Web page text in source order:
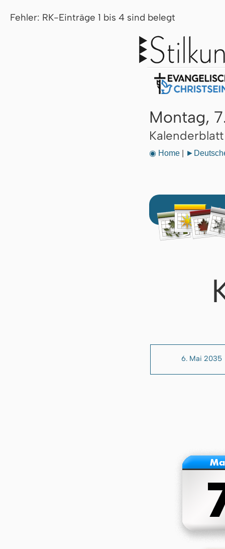
Fehler: RK-Einträge 1 bis 4 sind belegt
Montag,
◉ Home|
6. Mai 2035